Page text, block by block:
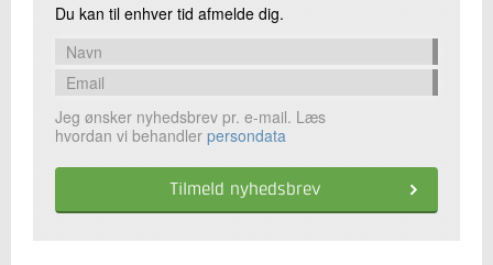
Du kan til enhver tid afmelde dig.
Jeg ønsker nyhedsbrev pr. e-mail. Læs
hvordan vi behandler persondata